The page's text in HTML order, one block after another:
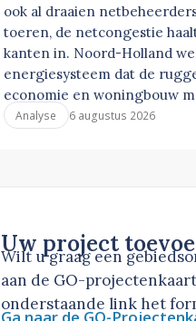
ook al draaien
toeren, de netcongestie
kanten in. Noord-Holland
energiesysteem dat de
economie en woningbouw
Analyse 6 augustus 2026
Uw project
Wilt u graag een
aan de GO-
onderstaande link het